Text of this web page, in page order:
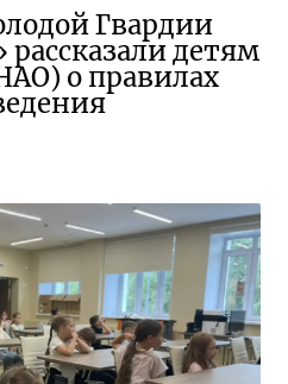
Гвардии
детям
о правилах